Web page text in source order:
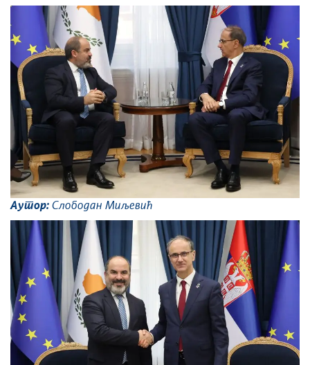
Аутор: Слободан Миљевић